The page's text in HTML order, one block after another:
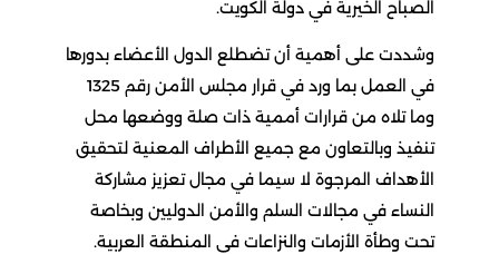
الصباح الخيرية في دولة الكويت.
وشددت على أهمية أن تضطلع الدول الأعضاء بدورها
في العمل بما ورد في قرار مجلس الأمن رقم 1325
وما تلاه من قرارات أممية ذات صلة ووضعها محل
تنفيذ وبالتعاون مع جميع الأطراف المعنية لتحقيق
الأهداف المرجوة لا سيما في مجال تعزيز مشاركة
النساء في مجالات السلم والأمن الدوليين وبخاصة
تحت وطأة الأزمات والنزاعات في المنطقة العربية.